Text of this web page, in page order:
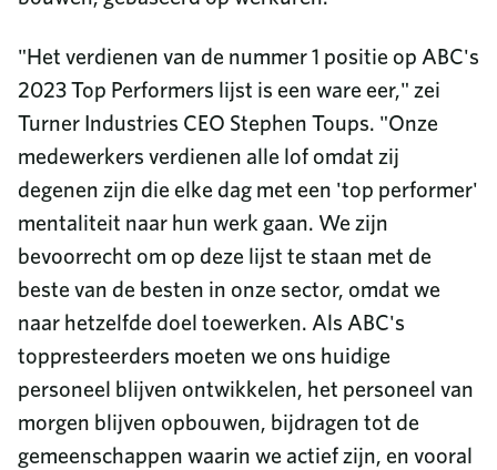
"Het verdienen van de nummer 1 positie op ABC's
2023 Top Performers lijst is een ware eer," zei
Turner Industries CEO Stephen Toups. "Onze
medewerkers verdienen alle lof omdat zij
degenen zijn die elke dag met een 'top performer'
mentaliteit naar hun werk gaan. We zijn
bevoorrecht om op deze lijst te staan met de
beste van de besten in onze sector, omdat we
naar hetzelfde doel toewerken. Als ABC's
toppresteerders moeten we ons huidige
personeel blijven ontwikkelen, het personeel van
morgen blijven opbouwen, bijdragen tot de
gemeenschappen waarin we actief zijn, en vooral